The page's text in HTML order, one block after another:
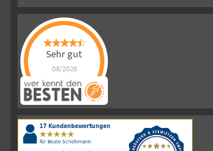
Sehr gut
08/2026
Schelkmann
Immobilienhat
|110Schelkmann
ImmobilienBewertungen
auf
werkenntdenBESTEN.de